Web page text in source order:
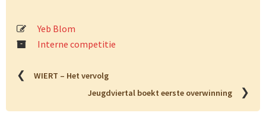
Yeb Blom
Interne competitie
❮
WIERT – Het vervolg
Jeugdviertal boekt eerste overwinning
❯